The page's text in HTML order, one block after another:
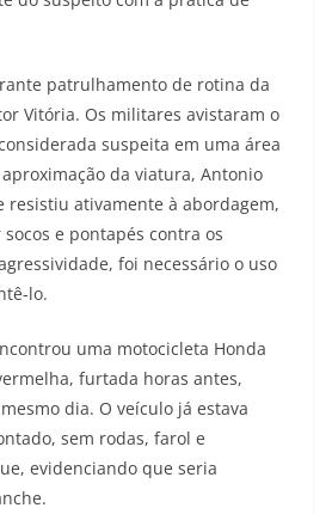
patrulhamento de rotina da
Vitória. Os militares avistaram o
suspeita em uma área
da viatura, Antonio
resistiu ativamente à abordagem,
e pontapés contra os
foi necessário o uso
lo.
uma motocicleta Honda
furtada horas antes,
dia. O veículo já estava
sem rodas, farol e
evidenciando que seria